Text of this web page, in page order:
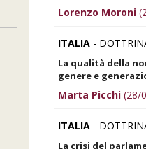
Lorenzo Moroni
ITALIA -
La qualità della
genere e
Marta Picchi (28/
ITALIA -
La crisi del